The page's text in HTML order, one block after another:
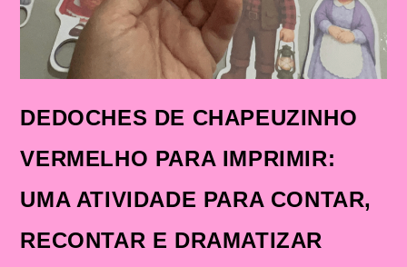
DEDOCHES DE CHAPEUZINHO
VERMELHO PARA IMPRIMIR:
UMA ATIVIDADE PARA CONTAR,
RECONTAR E DRAMATIZAR